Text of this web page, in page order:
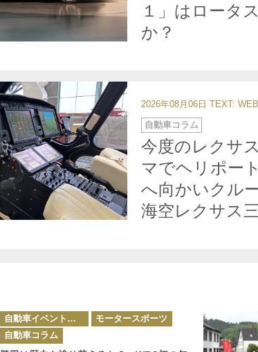
１」はロータ
か？
2026年08月06日 TEXT:
今度のレクサ
マでヘリポー
へ向かいクル
海空レクサス
カ
テ
ゴ
リ
ー
自動車コラム
カ
テ
ゴ
リ
ー
自動車イベント・カーイベント
モータースポーツ
自動車コラム